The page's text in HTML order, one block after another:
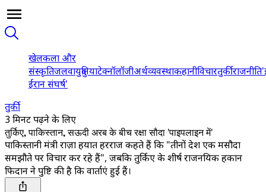
खेलकला और
संस्कृतिजलवायुदुनियाटेक्नॉलॉजीअर्थव्यवस्थाकहानीविचारतुर्कीराजनीति
ईरान संघर्ष'
तुर्की
3 मिनट पढ़ने के लिए
तुर्किए, पाकिस्तान, सऊदी अरब के बीच रक्षा सौदा 'पाइपलाइन में'
पाकिस्तानी मंत्री राज़ा हयात हरराज कहते हैं कि "तीनों देश एक मसौदा
समझौते पर विचार कर रहे हैं", जबकि तुर्किए के शीर्ष राजनयिक हकान
फिदान ने पुष्टि की है कि वार्ताएं हुई हैं।